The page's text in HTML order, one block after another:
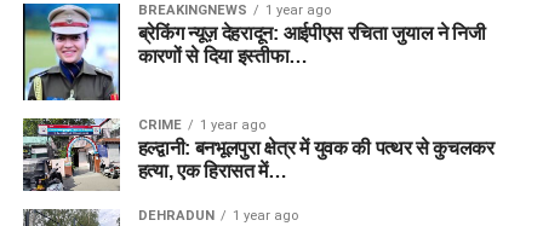
BREAKINGNEWS 1 year ago
ब्रेकिंग न्यूज़ देहरादून: आईपीएस रचिता जुयाल ने निजी
कारणों से दिया इस्तीफा…
CRIME 1 year ago
हल्द्वानी: बनभूलपुरा क्षेत्र में युवक की पत्थर से कुचलकर
हत्या, एक हिरासत में…
DEHRADUN 1 year ago